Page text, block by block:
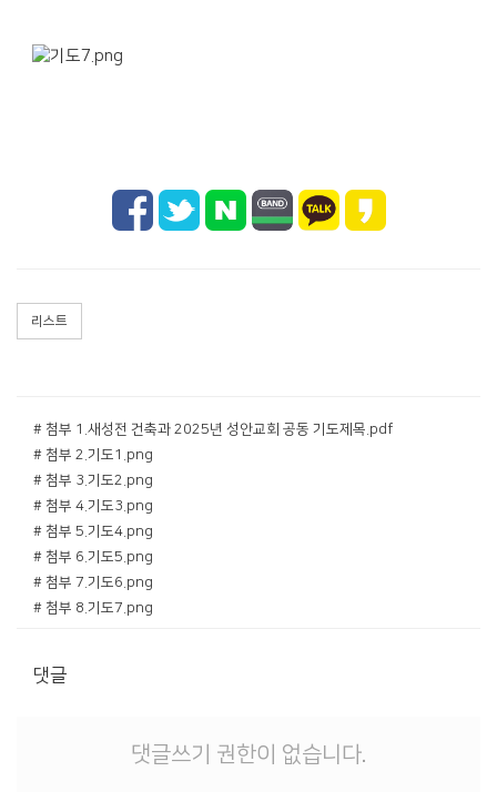
리스트
# 첨부 1.새성전 건축과 2025년 성안교회 공동 기도제목.pdf
# 첨부 2.기도1.png
# 첨부 3.기도2.png
# 첨부 4.기도3.png
# 첨부 5.기도4.png
# 첨부 6.기도5.png
# 첨부 7.기도6.png
# 첨부 8.기도7.png
댓글
댓글쓰기 권한이 없습니다.